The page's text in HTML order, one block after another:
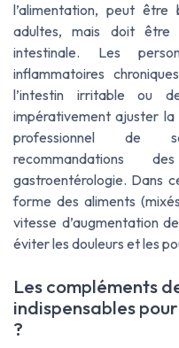
l’alimentation, peut
adultes, mais doit
intestinale. Les
inflammatoires
l’intestin irritable ou
impérativement ajuster
professionnel de
recommandations
gastroentérologie. Dans
forme des aliments
vitesse d’augmentation
éviter les douleurs et les
Les compléments
indispensables
?